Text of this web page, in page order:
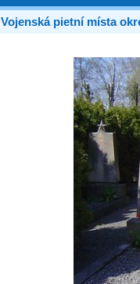
Vojenská pietní místa